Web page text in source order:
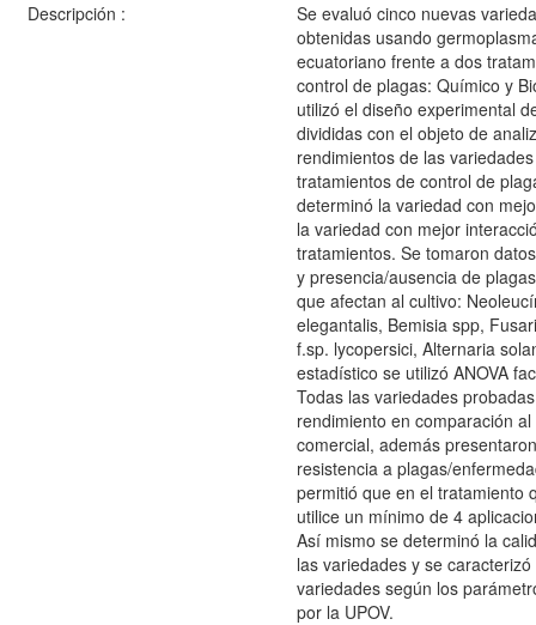
Descripción :
Se evaluó cinco nuevas
obtenidas usando
ecuatoriano frente a dos
control de plagas: Químico y
utilizó el diseño experimental
divididas con el objeto de
rendimientos de las
tratamientos de control de
determinó la variedad con
la variedad con mejor
tratamientos. Se tomaron
y presencia/ausencia de
que afectan al cultivo:
elegantalis, Bemisia spp,
f.sp. lycopersici, Alternaria
estadístico se utilizó ANOVA
Todas las variedades
rendimiento en comparación
comercial, además
resistencia a plagas/
permitió que en el tratamiento
utilice un mínimo de 4
Así mismo se determinó la
las variedades y se
variedades según los
por la UPOV.